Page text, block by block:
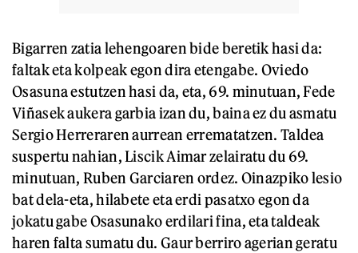
Bigarren zatia lehengoaren bide beretik hasi da:
faltak eta kolpeak egon dira etengabe. Oviedo
Osasuna estutzen hasi da, eta, 69. minutuan, Fede
Viñasek aukera garbia izan du, baina ez du asmatu
Sergio Herreraren aurrean errematatzen. Taldea
suspertu nahian, Liscik Aimar zelairatu du 69.
minutuan, Ruben Garciaren ordez. Oinazpiko lesio
bat dela-eta, hilabete eta erdi pasatxo egon da
jokatu gabe Osasunako erdilari fina, eta taldeak
haren falta sumatu du. Gaur berriro agerian geratu